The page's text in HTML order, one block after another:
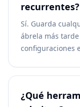
recurrentes?
Sí. Guarda
ábrela más
configuraciones
¿Qué